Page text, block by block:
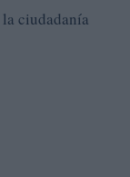
ciudadanía